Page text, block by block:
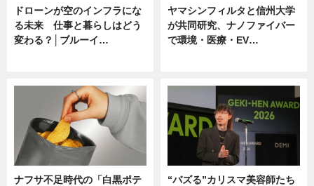
ドローンが空のインフラにな
る未来 仕事と暮らしはどう
変わる？│ブルーイ…
ヤマシンフィルタと信州大学
が共同研究、ナノファイバー
で環境・医療・EV…
ナフサ不足時代の「白黒ポテ
“バズる”カリスマ美容師たち